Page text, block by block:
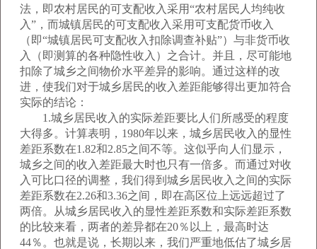
法，即农村居民的可支配收入采用“农村居民人均纯收
入”，而城镇居民的可支配收入采用可支配货币收入
（即“城镇居民可支配收入扣除调查补贴”）与非货币收
入（即测算的各种隐性收入）之合计。并且，尽可能地
扣除了城乡之间物价水平差异的影响。通过这样的改
进，使我们对于城乡居民的收入差距能够得出更加符合
实际的结论：
1.城乡居民收入的实际差距要比人们所感受的程度
大得多。计算表明，1980年以来，城乡居民收入的显性
差距系数在1.82和2.85之间不等。这似乎向人们显示，
城乡之间的收入差距最大时也只有一倍多。而通过对收
入可比口径的调整，我们得到城乡居民收入之间的实际
差距系数在2.26和3.36之间，即在高区位上远远超过了
两倍。从城乡居民收入的显性差距系数和实际差距系数
的比较来看，两者的差异都在20％以上，最高时达
44％。也就是说，长期以来，我们严重地低估了城乡居